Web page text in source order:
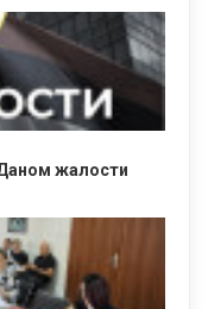
Даном жалости